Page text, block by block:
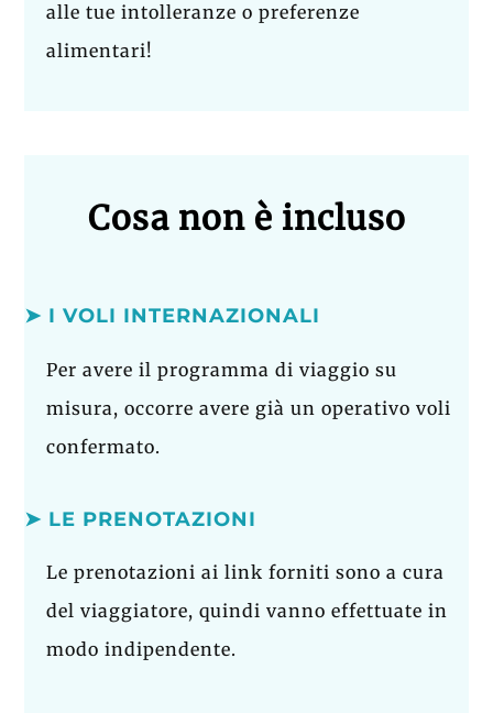
alle tue intolleranze o preferenze
alimentari!
Cosa non è incluso
➤ I VOLI INTERNAZIONALI
Per avere il programma di viaggio su
misura, occorre avere già un operativo voli
confermato.
➤ LE PRENOTAZIONI
Le prenotazioni ai link forniti sono a cura
del viaggiatore, quindi vanno effettuate in
modo indipendente.